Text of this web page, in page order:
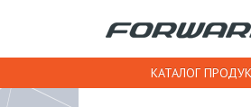
КАТАЛОГ